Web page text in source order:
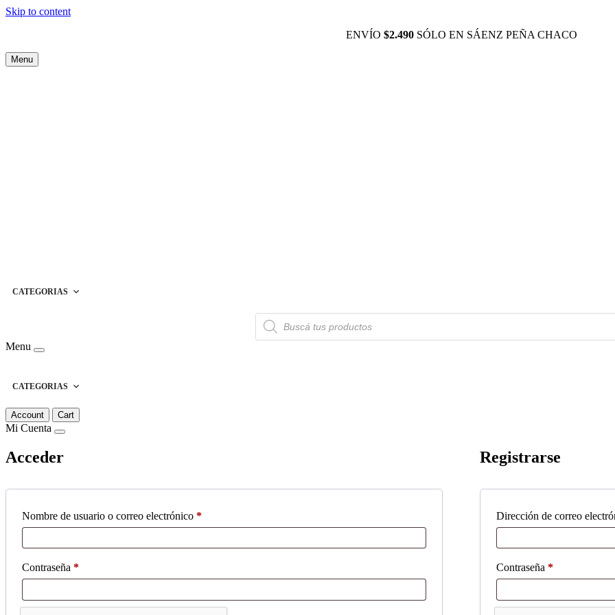
Skip to content
ENVÍO $2.490 SÓLO EN SÁENZ PEÑA CHACO
Menu
CATEGORIAS
Búsqueda
de
productos
Menu
CATEGORIAS
Account Cart
Mi Cuenta
Acceder
Nombre de usuario o correo electrónico *Obligatorio
Contraseña *Obligatorio
Registrarse
Dirección de correo
Contraseña *Obligatorio